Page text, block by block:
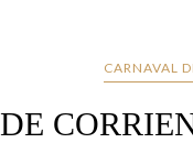
CARNAVAL